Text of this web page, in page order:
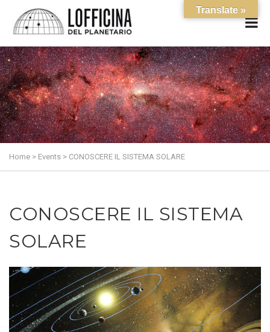
Home > Events > CONOSCERE IL SISTEMA SOLARE
CONOSCERE IL SISTEMA
SOLARE
Translate »